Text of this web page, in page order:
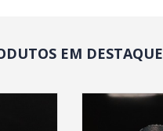
EM DESTAQUE